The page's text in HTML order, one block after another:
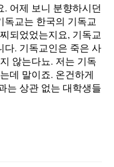
어제 보니 분향하시던
독교는 한국의 기독교
되었었는지요, 기독교
다. 기독교인은 죽은 사
않는다뇨. 저는 기독
데 말이죠. 온건하게
는 상관 없는 대학생들